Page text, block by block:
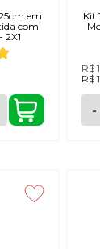
em
com
2X1
Kit
R$
R$
-